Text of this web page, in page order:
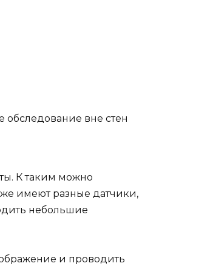
обследование вне стен
К таким можно
имеют разные датчики,
небольшие
и проводить